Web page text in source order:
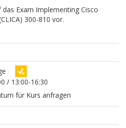
Exam Implementing Cisco
300-810 vor.
/ 13:00-16:30
für Kurs anfragen